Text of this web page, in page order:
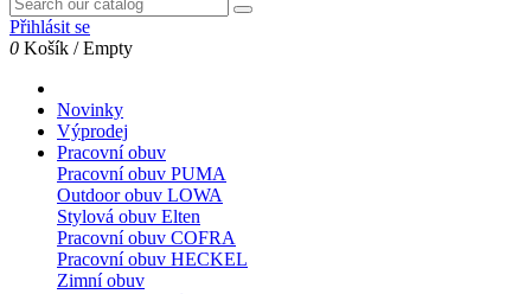
Přihlásit se
0 Košík /Empty
Novinky
Výprodej
Pracovní obuv
Pracovní obuv PUMA
Outdoor obuv LOWA
Stylová obuv Elten
Pracovní obuv COFRA
Pracovní obuv HECKEL
Zimní obuv